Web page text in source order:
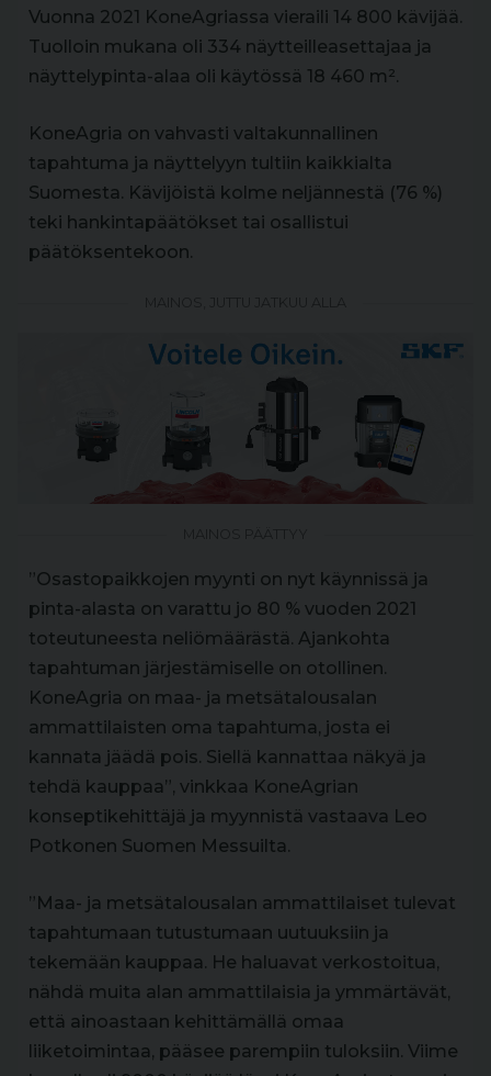
Vuonna 2021 KoneAgriassa vieraili 14 800 kävijää.
Tuolloin mukana oli 334 näytteilleasettajaa ja
näyttelypinta-alaa oli käytössä 18 460 m².
KoneAgria on vahvasti valtakunnallinen
tapahtuma ja näyttelyyn tultiin kaikkialta
Suomesta. Kävijöistä kolme neljännestä (76 %)
teki hankintapäätökset tai osallistui
päätöksentekoon.
”Osastopaikkojen myynti on nyt käynnissä ja
pinta-alasta on varattu jo 80 % vuoden 2021
toteutuneesta neliömäärästä. Ajankohta
tapahtuman järjestämiselle on otollinen.
KoneAgria on maa- ja metsätalousalan
ammattilaisten oma tapahtuma, josta ei
kannata jäädä pois. Siellä kannattaa näkyä ja
tehdä kauppaa”, vinkkaa KoneAgrian
konseptikehittäjä ja myynnistä vastaava Leo
Potkonen Suomen Messuilta.
”Maa- ja metsätalousalan ammattilaiset tulevat
tapahtumaan tutustumaan uutuuksiin ja
tekemään kauppaa. He haluavat verkostoitua,
nähdä muita alan ammattilaisia ja ymmärtävät,
että ainoastaan kehittämällä omaa
liiketoimintaa, pääsee parempiin tuloksiin. Viime